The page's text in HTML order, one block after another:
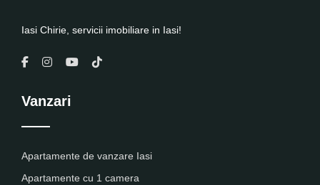
Iasi Chirie, servicii imobiliare in Iasi!
Vanzari
Apartamente de vanzare Iasi
Apartamente cu 1 camera